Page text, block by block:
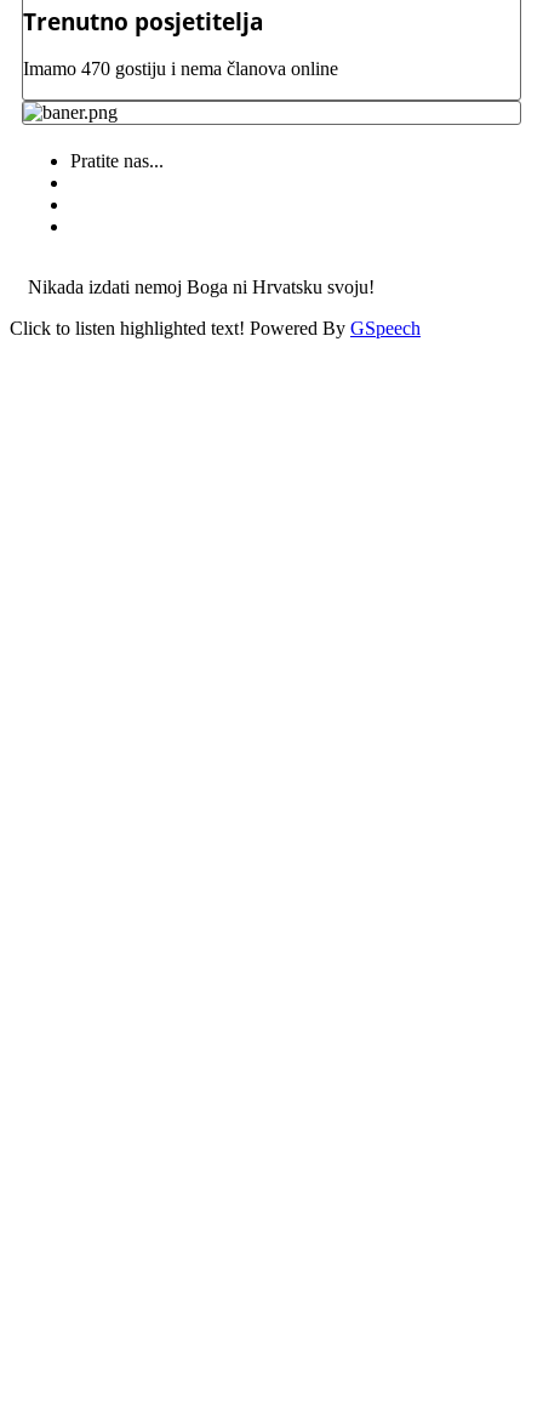
Trenutno posjetitelja
Imamo 470 gostiju i nema članova online
Pratite nas...
Nikada izdati nemoj Boga ni Hrvatsku svoju!
Click to listen highlighted text! Powered By GSpeech